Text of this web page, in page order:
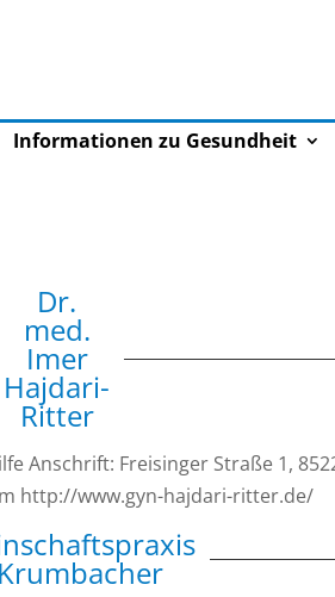
Informationen zu Gesundheit
Dr.
med.
Imer
Hajdari-
Ritter
Anschrift: Freisinger Straße 1,
http://www.gyn-hajdari-ritter.de/